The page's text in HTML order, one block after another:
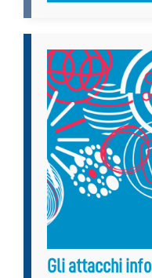
Gli attacchi